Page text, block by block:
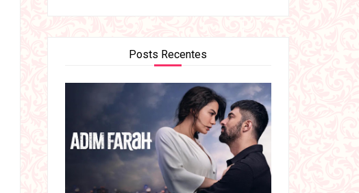
Posts Recentes